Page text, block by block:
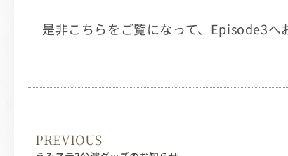
是非こちらをご覧になって、Episode3へ
PREVIOUS